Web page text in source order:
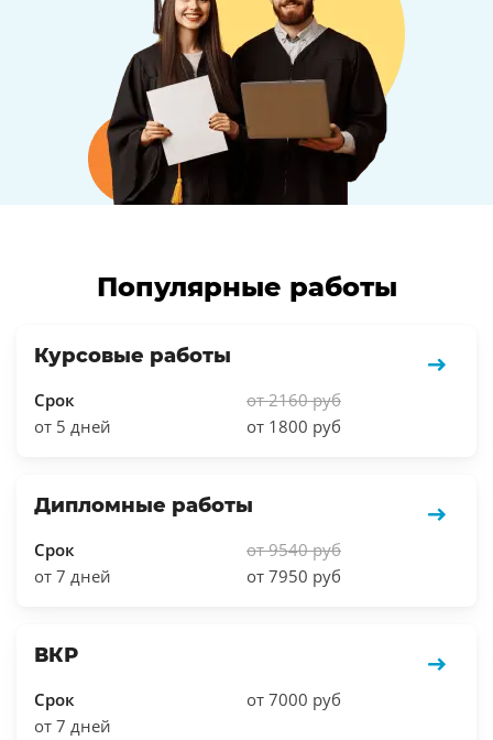
Популярные работы
Курсовые работы
Срок
от 5 дней
от 2160 руб
от 1800 руб
Дипломные работы
Срок
от 7 дней
от 9540 руб
от 7950 руб
ВКР
Срок
от 7 дней
от 7000 руб